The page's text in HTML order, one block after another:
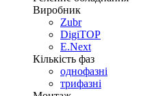
Виробник
Zubr
DigiTOP
E.Next
Кількість фаз
однофазні
трифазні